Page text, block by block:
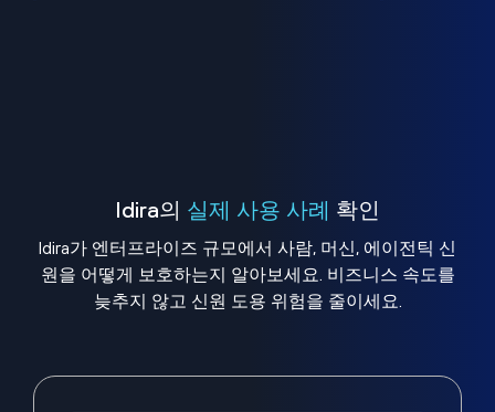
Idira의 실제 사용 사례 확인
Idira가 엔터프라이즈 규모에서 사람, 머신, 에이전틱 신
원을 어떻게 보호하는지 알아보세요. 비즈니스 속도를
늦추지 않고 신원 도용 위험을 줄이세요.